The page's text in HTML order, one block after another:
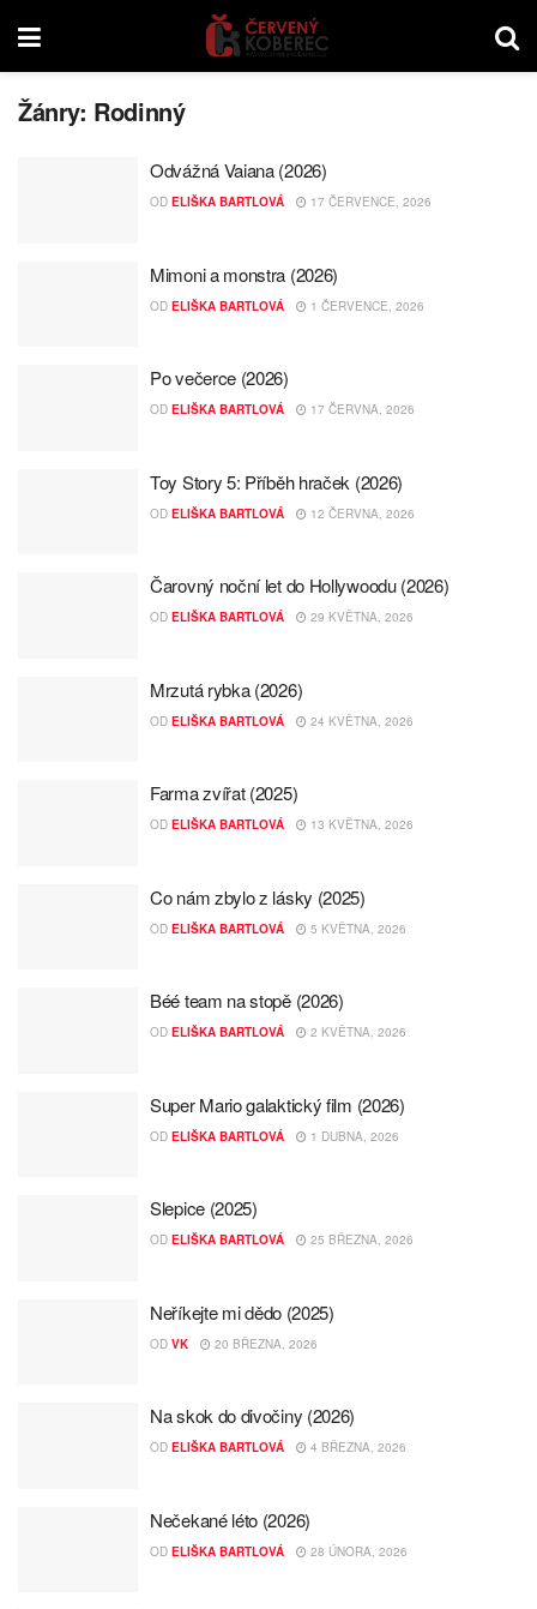
Žánry: Rodinný
Odvážná Vaiana (2026)
OD ELIŠKA BARTLOVÁ 17 ČERVENCE, 2026
Mimoni a monstra (2026)
OD ELIŠKA BARTLOVÁ 1 ČERVENCE, 2026
Po večerce (2026)
OD ELIŠKA BARTLOVÁ 17 ČERVNA, 2026
Toy Story 5: Příběh hraček (2026)
OD ELIŠKA BARTLOVÁ 12 ČERVNA, 2026
Čarovný noční let do Hollywoodu (2026)
OD ELIŠKA BARTLOVÁ 29 KVĚTNA, 2026
Mrzutá rybka (2026)
OD ELIŠKA BARTLOVÁ 24 KVĚTNA, 2026
Farma zvířat (2025)
OD ELIŠKA BARTLOVÁ 13 KVĚTNA, 2026
Co nám zbylo z lásky (2025)
OD ELIŠKA BARTLOVÁ 5 KVĚTNA, 2026
Béé team na stopě (2026)
OD ELIŠKA BARTLOVÁ 2 KVĚTNA, 2026
Super Mario galaktický film (2026)
OD ELIŠKA BARTLOVÁ 1 DUBNA, 2026
Slepice (2025)
OD ELIŠKA BARTLOVÁ 25 BŘEZNA, 2026
Neříkejte mi dědo (2025)
OD VK 20 BŘEZNA, 2026
Na skok do divočiny (2026)
OD ELIŠKA BARTLOVÁ 4 BŘEZNA, 2026
Nečekané léto (2026)
OD ELIŠKA BARTLOVÁ 28 ÚNORA, 2026